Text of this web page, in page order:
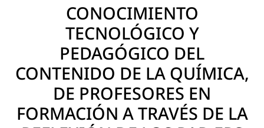
CONOCIMIENTO
TECNOLÓGICO Y
PEDAGÓGICO DEL
CONTENIDO DE LA QUÍMICA,
DE PROFESORES EN
FORMACIÓN A TRAVÉS DE LA